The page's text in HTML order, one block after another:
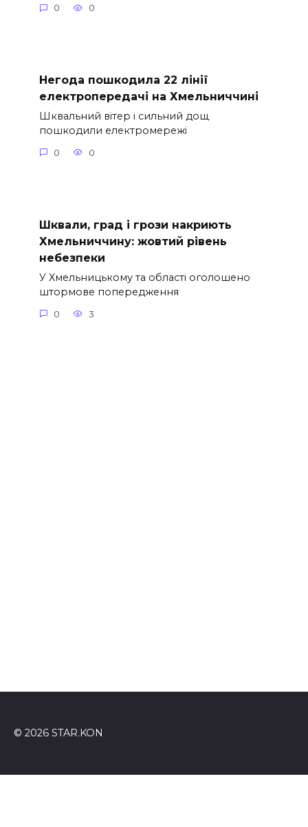
0 0
Негода пошкодила 22 лінії
електропередачі на Хмельниччині
Шквальний вітер і сильний дощ
пошкодили електромережі
0 0
Шквали, град і грози накриють
Хмельниччину: жовтий рівень
небезпеки
У Хмельницькому та області оголошено
штормове попередження
0 3
© 2026 STAR.KON